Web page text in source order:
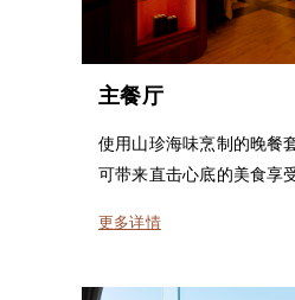
主餐厅
使用山珍海味烹制的晚餐
可带来直击心底的美食享受
更多详情